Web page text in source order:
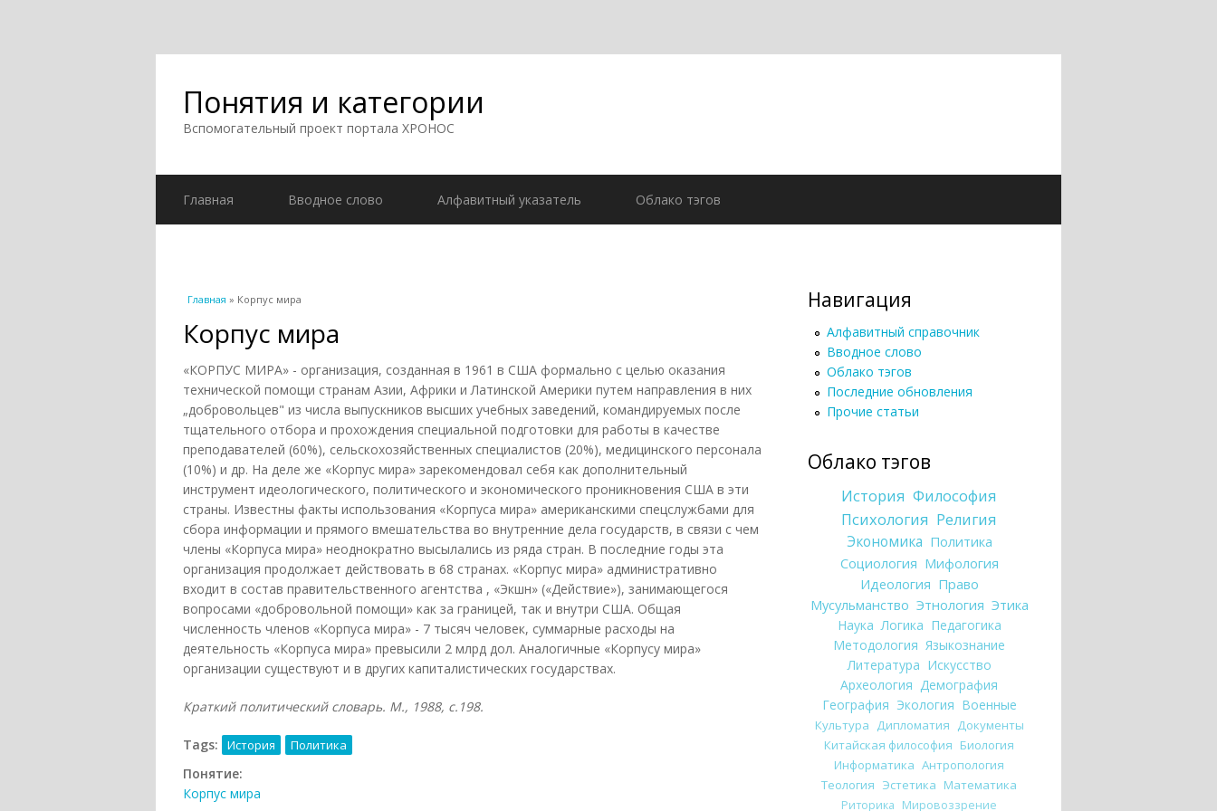
Понятия и категории
Вспомогательный проект портала ХРОНОС
Главная Вводное слово Алфавитный указатель Облако тэгов
Вы здесь
Главная » Корпус мира
Корпус мира
«КОРПУС МИРА» - организация, созданная в 1961 в США формально с целью оказания
технической помощи странам Азии, Африки и Латинской Америки путем направления в них
„добровольцев" из числа выпускников высших учебных заведений, командируемых после
тщательного отбора и прохождения специальной подготовки для работы в качестве
преподавателей (60%), сельскохозяйственных специалистов (20%), медицинского персонала
(10%) и др. На деле же «Корпус мира» зарекомендовал себя как дополнительный
инструмент идеологического, политического и экономического проникновения США в эти
страны. Известны факты использования «Корпуса мира» американскими спецслужбами для
сбора информации и прямого вмешательства во внутренние дела государств, в связи с чем
члены «Корпуса мира» неоднократно высылались из ряда стран. В последние годы эта
организация продолжает действовать в 68 странах. «Корпус мира» административно
входит в состав правительственного агентства , «Экшн» («Действие»), занимающегося
вопросами «добровольной помощи» как за границей, так и внутри США. Общая
численность членов «Корпуса мира» - 7 тысяч человек, суммарные расходы на
деятельность «Корпуса мира» превысили 2 млрд дол. Аналогичные «Корпусу мира»
организации существуют и в других капиталистических государствах.
Краткий политический словарь. М., 1988, с.198.
Tags: История Политика
Понятие:
Корпус мира
Навигация
Алфавитный справочник
Вводное слово
Облако тэгов
Последние обновления
Прочие статьи
Облако тэгов
История Философия
Психология Религия
Экономика Политика
Социология Мифология
Идеология Право
Мусульманство Этнология Этика
Наука Логика Педагогика
Методология Языкознание
Литература Искусство
Археология Демография
География Экология Военные
Культура Дипломатия Документы
Китайская философия Биология
Информатика Антропология
Теология Эстетика Математика
Риторика Мировоззрение